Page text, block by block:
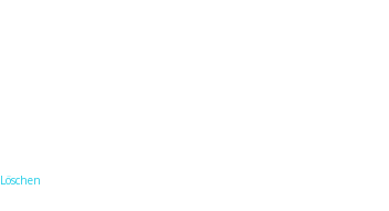
Löschen